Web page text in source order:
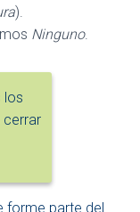
).
Ninguno.
los
cerrar
forme parte del